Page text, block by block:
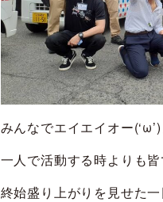
みんなでエイエイオー
一人で活動する時よりも
終始盛り上がりを見せた